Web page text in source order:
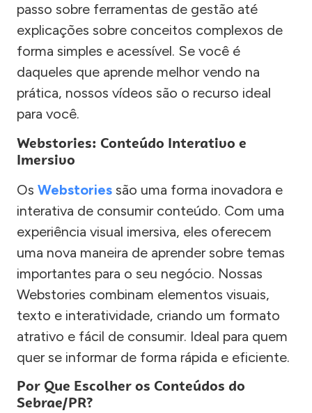
passo sobre ferramentas de gestão até
explicações sobre conceitos complexos de
forma simples e acessível. Se você é
daqueles que aprende melhor vendo na
prática, nossos vídeos são o recurso ideal
para você.
Webstories: Conteúdo Interativo e
Imersivo
Os Webstories são uma forma inovadora e
interativa de consumir conteúdo. Com uma
experiência visual imersiva, eles oferecem
uma nova maneira de aprender sobre temas
importantes para o seu negócio. Nossas
Webstories combinam elementos visuais,
texto e interatividade, criando um formato
atrativo e fácil de consumir. Ideal para quem
quer se informar de forma rápida e eficiente.
Por Que Escolher os Conteúdos do
Sebrae/PR?